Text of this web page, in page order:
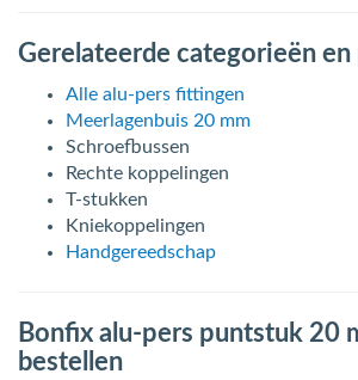
Gerelateerde categorieën
Alle alu-pers fittingen
Meerlagenbuis 20 mm
Schroefbussen
Rechte koppelingen
T-stukken
Kniekoppelingen
Handgereedschap
Bonfix alu-pers puntstuk 20
bestellen